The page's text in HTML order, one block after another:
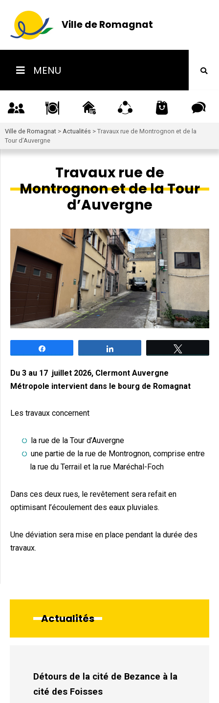
Ville de Romagnat
MENU
Ville de Romagnat > Actualités > Travaux rue de Montrognon et de la
Tour d’Auvergne
Travaux rue de
Montrognon et de la Tour
d’Auvergne
Du 3 au 17 juillet 2026, Clermont Auvergne
Métropole intervient dans le bourg de Romagnat
Les travaux concernent
la rue de la Tour d’Auvergne
une partie de la rue de Montrognon, comprise entre
la rue du Terrail et la rue Maréchal-Foch
Dans ces deux rues, le revêtement sera refait en
optimisant l’écoulement des eaux pluviales.
Une déviation sera mise en place pendant la durée des
travaux.
Actualités
Détours de la cité de Bezance à la
cité des Foisses